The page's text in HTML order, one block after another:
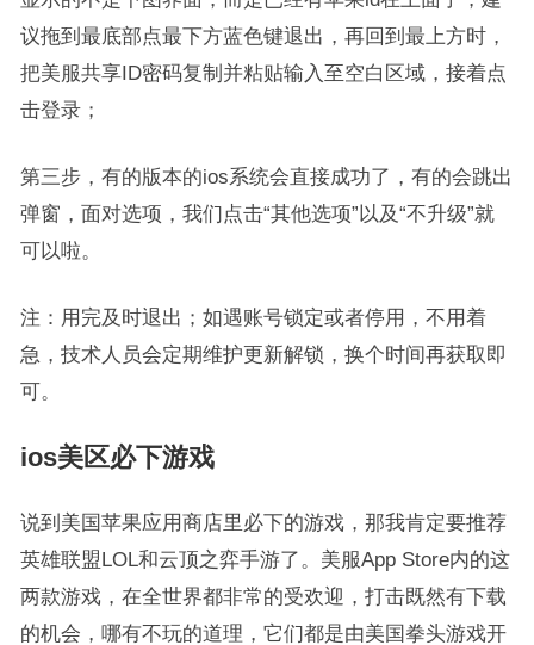
议拖到最底部点最下方蓝色键退出，再回到最上方时，
把美服共享ID密码复制并粘贴输入至空白区域，接着点
击登录；
第三步，有的版本的ios系统会直接成功了，有的会跳出
弹窗，面对选项，我们点击“其他选项”以及“不升级”就
可以啦。
注：用完及时退出；如遇账号锁定或者停用，不用着
急，技术人员会定期维护更新解锁，换个时间再获取即
可。
ios美区必下游戏
说到美国苹果应用商店里必下的游戏，那我肯定要推荐
英雄联盟LOL和云顶之弈手游了。美服App Store内的这
两款游戏，在全世界都非常的受欢迎，打击既然有下载
的机会，哪有不玩的道理，它们都是由美国拳头游戏开